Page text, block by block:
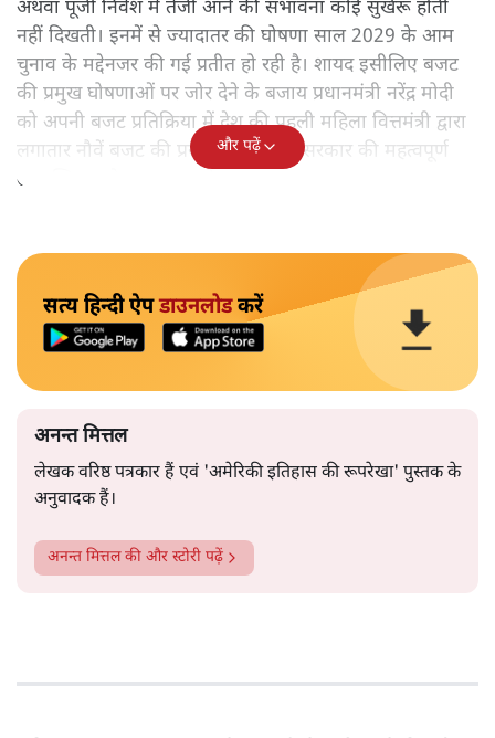
अथवा पूंजी निवेश में तेजी आने की संभावना कोई सुर्खरू होती
नहीं दिखती। इनमें से ज्यादातर की घोषणा साल 2029 के आम
चुनाव के मद्देनजर की गई प्रतीत हो रही है। शायद इसीलिए बजट
की प्रमुख घोषणाओं पर जोर देने के बजाय प्रधानमंत्री नरेंद्र मोदी
को अपनी बजट प्रतिक्रिया में देश की पहली महिला वित्तमंत्री द्वारा
लगातार नौवें बजट की प्रस्तुति को अपनी सरकार की महत्वपूर्ण
उपलब्धि बताने पर मजबूर होना पड़ा।
और पढ़ें
सत्य हिन्दी ऐपडाउनलोडकरें
अनन्त मित्तल
लेखक वरिष्ठ पत्रकार हैं एवं 'अमेरिकी इतिहास की रूपरेखा' पुस्तक के
अनुवादक हैं।
अनन्त मित्तलकी और स्टोरी पढ़ें